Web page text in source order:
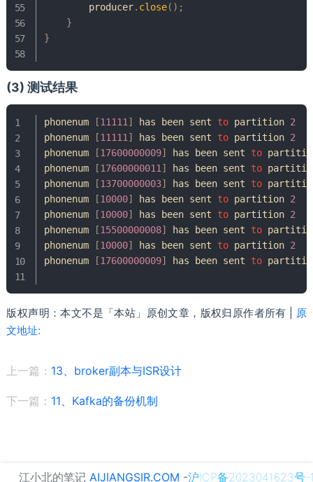
        producer
. close( ) ;
}
}
(3) 测试结果
phonenum [11111 ] has been sent to partition 2
phonenum
[11111 ] has been sent to partition 2
phonenum
[17600000009] has been sent to
phonenum
[17600000011 ] has been sent to
phonenum
[13700000003] has been sent to
phonenum
[10000] has been sent to partition 2
phonenum
[10000] has been sent to partition 2
phonenum
[15500000008] has been sent to
phonenum
[10000] has been sent to partition 2
phonenum
[17600000009] has been sent to
版权声明：本文不是「本站」原创文章，版权归原作者所有 | 原
文地址:
上一篇： 13、broker副本与ISR设计
下一篇： 11、Kafka的备份机制
江小北的笔记 AIJIANGSIR.COM -沪ICP备2023041623号-